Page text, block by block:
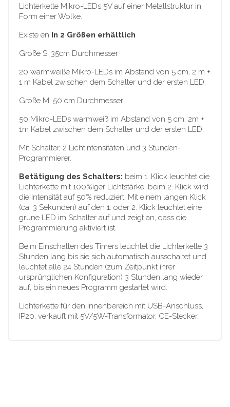
Lichterkette Mikro-LEDs 5V auf einer Metallstruktur in
Form einer Wolke.
Existe en In 2 Größen erhältlich
Größe S: 35cm Durchmesser
20 warmweiße Mikro-LEDs im Abstand von 5 cm, 2 m +
1 m Kabel zwischen dem Schalter und der ersten LED.
Größe M: 50 cm Durchmesser
50 Mikro-LEDs warmweiß im Abstand von 5 cm, 2m +
1m Kabel zwischen dem Schalter und der ersten LED.
Mit Schalter, 2 Lichtintensitäten und 3 Stunden-
Programmierer.
Betätigung des Schalters: beim 1. Klick leuchtet die
Lichterkette mit 100%iger Lichtstärke, beim 2. Klick wird
die Intensität auf 50% reduziert. Mit einem langen Klick
(ca. 3 Sekunden) auf den 1. oder 2. Klick leuchtet eine
grüne LED im Schalter auf und zeigt an, dass die
Programmierung aktiviert ist.
Beim Einschalten des Timers leuchtet die Lichterkette 3
Stunden lang bis sie sich automatisch ausschaltet und
leuchtet alle 24 Stunden (zum Zeitpunkt ihrer
ursprünglichen Konfiguration) 3 Stunden lang wieder
auf, bis ein neues Programm gestartet wird.
Lichterkette für den Innenbereich mit USB-Anschluss,
IP20, verkauft mit 5V/5W-Transformator, CE-Stecker.